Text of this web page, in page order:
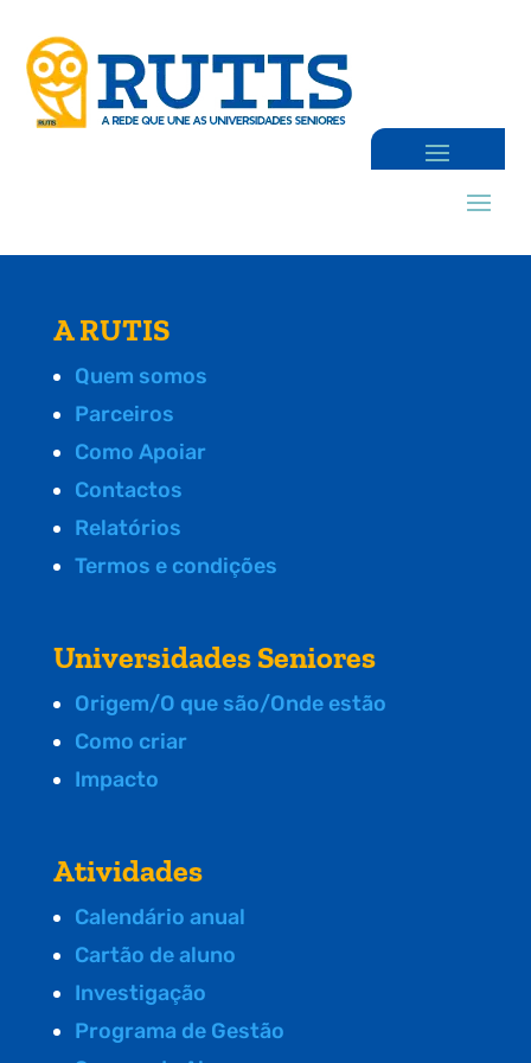
A RUTIS
Quem somos
Parceiros
Como Apoiar
Contactos
Relatórios
Termos e condições
Universidades Seniores
Origem/O que são/Onde estão
Como criar
Impacto
Atividades
Calendário anual
Cartão de aluno
Investigação
Programa de Gestão